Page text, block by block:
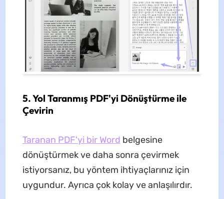
5. Yol Taranmış PDF'yi Dönüştürme ile
Çevirin
Taranan PDF'yi bir Word belgesine
dönüştürmek ve daha sonra çevirmek
istiyorsanız, bu yöntem ihtiyaçlarınız için
uygundur. Ayrıca çok kolay ve anlaşılırdır.